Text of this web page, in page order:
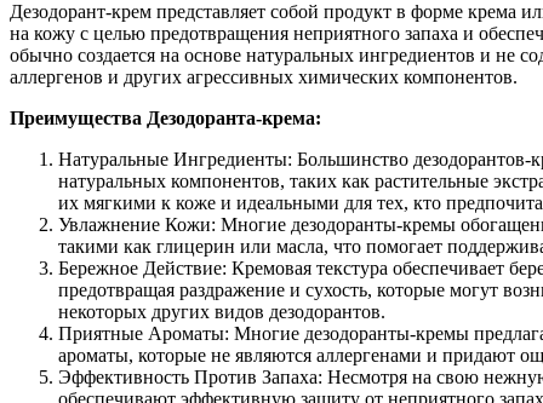
Дезодорант-крем представляет собой продукт в форме крема
на кожу с целью предотвращения неприятного запаха и
обычно создается на основе натуральных ингредиентов и не
аллергенов и других агрессивных химических компонентов.
Преимущества Дезодоранта-крема:
Натуральные Ингредиенты: Большинство дезодорантов-
натуральных компонентов, таких как растительные
их мягкими к коже и идеальными для тех, кто
Увлажнение Кожи: Многие дезодоранты-кремы
такими как глицерин или масла, что помогает
Бережное Действие: Кремовая текстура обеспечивает
предотвращая раздражение и сухость, которые могут
некоторых других видов дезодорантов.
Приятные Ароматы: Многие дезодоранты-кремы
ароматы, которые не являются аллергенами и придают
Эффективность Против Запаха: Несмотря на свою